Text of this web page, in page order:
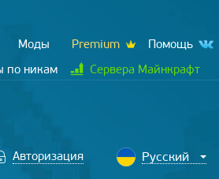
Моды Premium
Помощь
по никам Сервера Майнкрафт
Авторизация